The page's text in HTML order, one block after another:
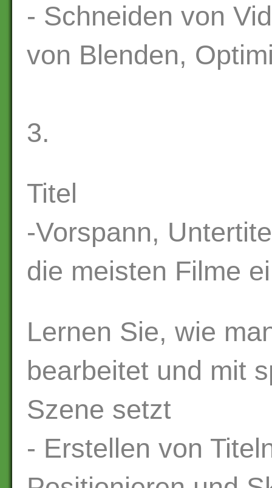
- Schneiden von
von Blenden,
3.
Titel
-Vorspann,
die meisten Filme
Lernen Sie, wie
bearbeitet und mit
Szene setzt
- Erstellen von